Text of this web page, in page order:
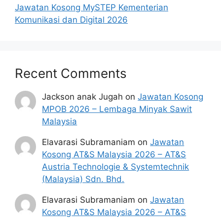
Jawatan Kosong MySTEP Kementerian
Komunikasi dan Digital 2026
Recent Comments
Jackson anak Jugah onJawatan Kosong
MPOB 2026 – Lembaga Minyak Sawit
Malaysia
Elavarasi Subramaniam onJawatan
Kosong AT&S Malaysia 2026 – AT&S
Austria Technologie & Systemtechnik
(Malaysia) Sdn. Bhd.
Elavarasi Subramaniam onJawatan
Kosong AT&S Malaysia 2026 – AT&S